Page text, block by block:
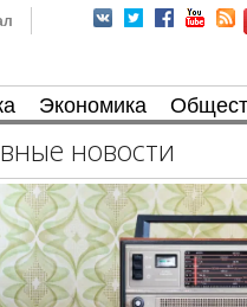
Экономика
новости